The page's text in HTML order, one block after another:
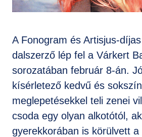
A Fonogram és Artisjus-
dalszerző lép fel a Várkert
sorozatában február 8-án.
kísérletező kedvű és
meglepetésekkel teli zenei
csoda egy olyan alkotótól,
gyerekkorában is körülvett a